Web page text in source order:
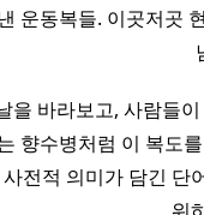
운동복들. 이곳저곳
을 바라보고, 사람들
향수병처럼 이 복도
전적 의미가 담긴 단